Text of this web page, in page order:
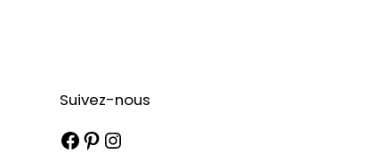
Suivez-nous
Facebook Pinterest Instagram